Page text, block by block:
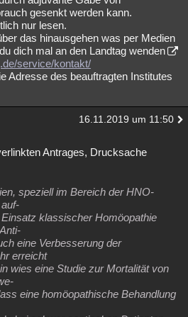
gesenkt werden kann.
nur lesen.
das hinausgehen was per Medien
dich mal an den Landtag wenden
service/kontakt/
Adresse des beauftragten Institutes
16.11.2019 um 11:50
Antrages, Drucksache
speziell im Bereich der HNO-
klassischer Homöopathie
eine Verbesserung der
erreicht
wies eine Studie zur Mortalität von
eine homöopathische Behandlung